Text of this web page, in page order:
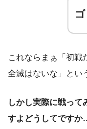
これならまぁ「初戦
全滅はないな」とい
しかし実際に戦って
すよどうしてですか